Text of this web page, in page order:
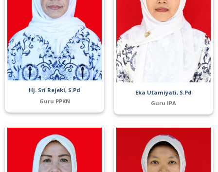
Hj. Sri Rejeki, S.Pd
Guru PPKN
Eka Utamiyati, S.Pd
Guru IPA